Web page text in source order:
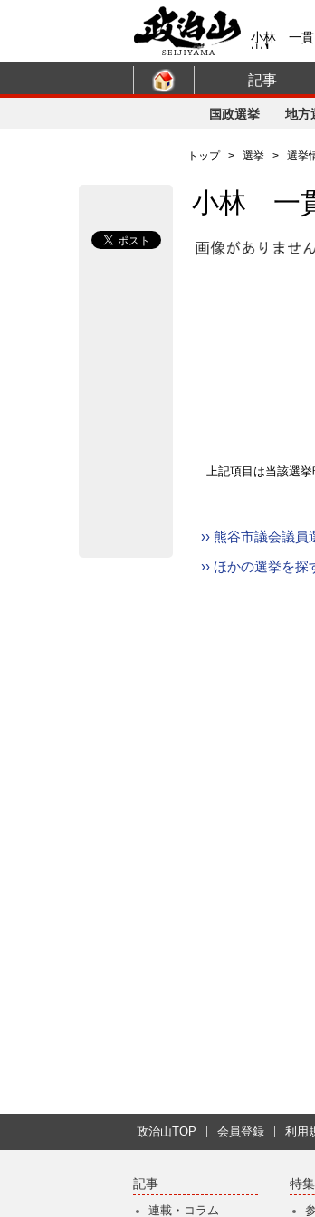
小林 一貫
山】
記事
国政選挙 地方
トップ> 選挙 > 選挙
小林 一
上記項目は当該選
›› 熊谷市議会議
›› ほかの選挙を探
政治山TOP 会員登録 利用
記事
連載・コラム
特集